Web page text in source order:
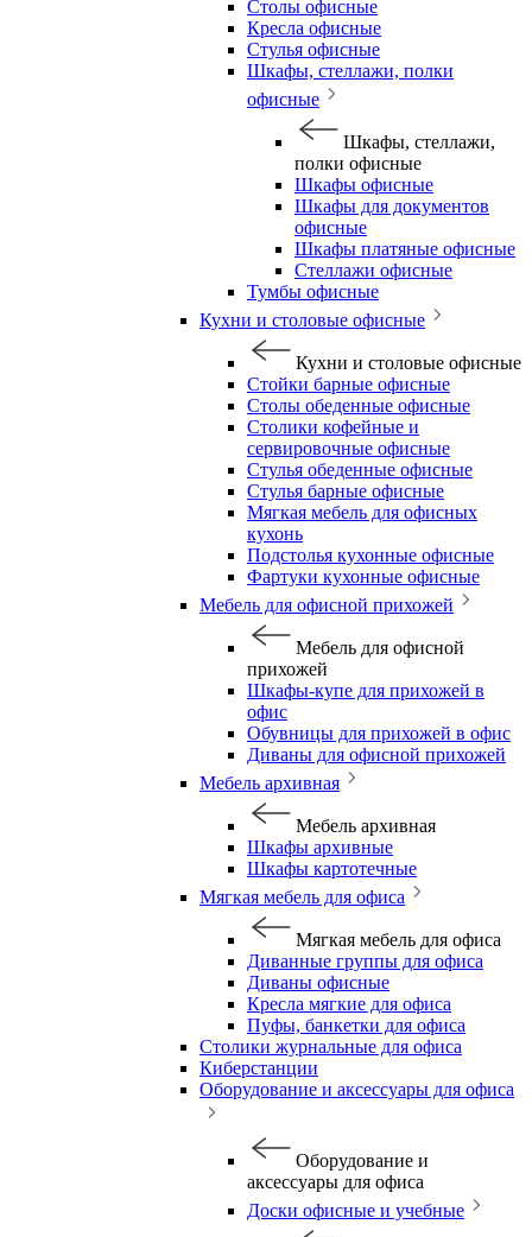
Столы офисные
Кресла офисные
Стулья офисные
Шкафы, стеллажи, полки
офисные
Шкафы, стеллажи,
полки офисные
Шкафы офисные
Шкафы для документов
офисные
Шкафы платяные офисные
Стеллажи офисные
Тумбы офисные
Кухни и столовые офисные
Кухни и столовые офисные
Стойки барные офисные
Столы обеденные офисные
Столики кофейные и
сервировочные офисные
Стулья обеденные офисные
Стулья барные офисные
Мягкая мебель для офисных
кухонь
Подстолья кухонные офисные
Фартуки кухонные офисные
Мебель для офисной прихожей
Мебель для офисной
прихожей
Шкафы-купе для прихожей в
офис
Обувницы для прихожей в офис
Диваны для офисной прихожей
Мебель архивная
Мебель архивная
Шкафы архивные
Шкафы картотечные
Мягкая мебель для офиса
Мягкая мебель для офиса
Диванные группы для офиса
Диваны офисные
Кресла мягкие для офиса
Пуфы, банкетки для офиса
Столики журнальные для офиса
Киберстанции
Оборудование и аксессуары для офиса
Оборудование и
аксессуары для офиса
Доски офисные и учебные